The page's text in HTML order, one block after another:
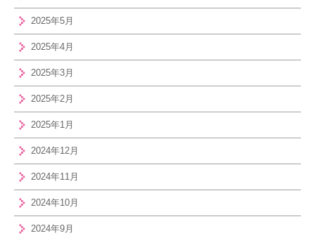
2025年5月
2025年4月
2025年3月
2025年2月
2025年1月
2024年12月
2024年11月
2024年10月
2024年9月